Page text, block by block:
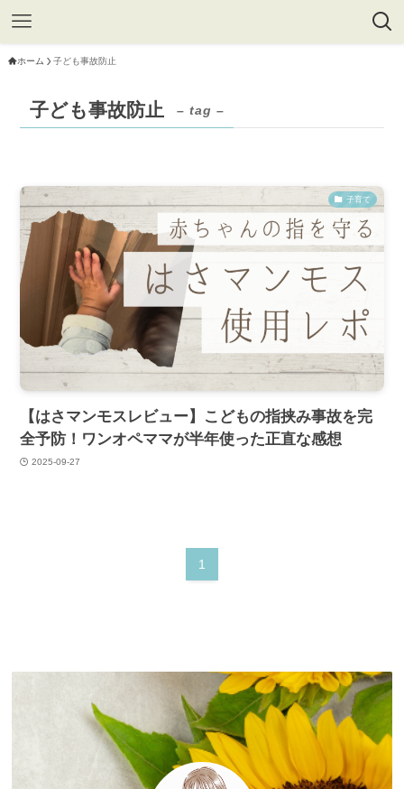
ホーム 子ども事故防止
子ども事故防止 – tag –
子育て
【はさマンモスレビュー】こどもの指挟み事故を完
全予防！ワンオペママが半年使った正直な感想
2025-09-27
1